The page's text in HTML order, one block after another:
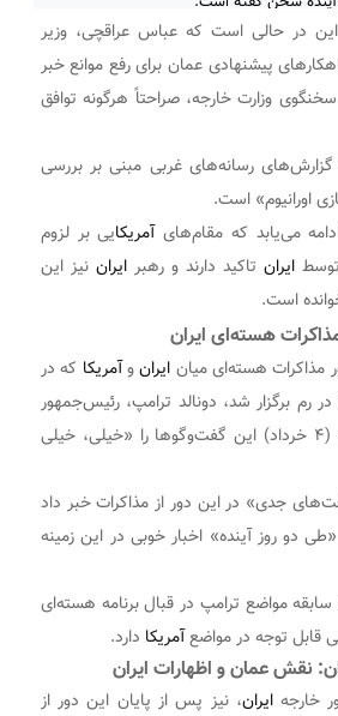
این در حالی است که عباس عراقچی، وزیر
پیشنهادی عمان برای رفع موانع خبر
وزارت خارجه، صراحتاً هرگونه توافق
رسانه‌های غربی مبنی بر بررسی
اورانیوم» است.
می‌یابد که مقام‌هایآمریکایی بر لزوم
ایرانتاکید دارند و رهبرایران نیز این
است.
هسته‌ای ایران
مذاکرات هسته‌ای میان ایرانوآمریکا که در
، در تاریخ ۲۵ مه (۴ خرداد) این گفت‌وگوها را «خیلی، خیلی
جدی» در این دور از مذاکرات خبر داد
«طی دو روز آینده» اخبار خوبی در این زمینه
سابقه مواضع ترامپ در قبال برنامه هسته‌ای
قابل توجه در مواضعآمریکا دارد.
نقش عمان و اظهارات ایران
خارجهایران، نیز پس از پایان این دور از